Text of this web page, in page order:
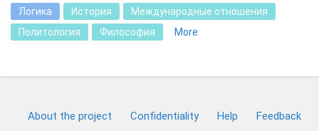
Логика История
Международные отношения
Политология
Философия More
About the project Confidentiality Help Feedback